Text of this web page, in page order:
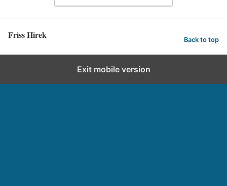
Friss Hirek Back to top
Exit mobile version